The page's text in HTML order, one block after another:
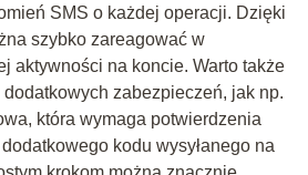
SMS o każdej operacji. Dzięki
szybko zareagować w
aktywności na koncie. Warto także
zabezpieczeń, jak np.
która wymaga potwierdzenia
kodu wysyłanego na